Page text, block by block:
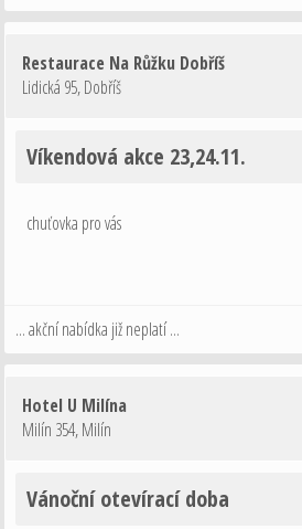
Restaurace Na Růžku Dobříš
Lidická 95,Dobříš
Víkendová akce 23,24.11.
chuťovka pro vás
... akční nabídka již neplatí ...
Hotel U Milína
Milín 354,Milín
Vánoční otevírací doba